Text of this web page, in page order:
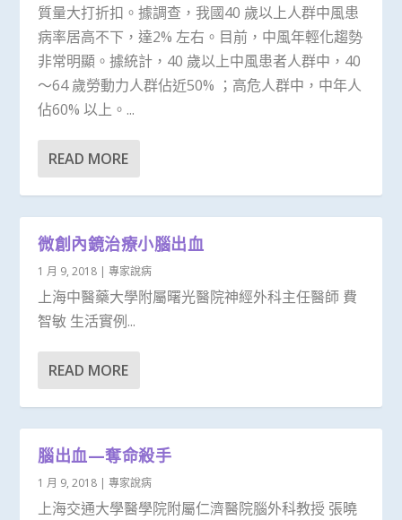
質量大打折扣。據調查，我國40 歲以上人群中風患
病率居高不下，達2% 左右。目前，中風年輕化趨勢
非常明顯。據統計，40 歲以上中風患者人群中，40
～64 歲勞動力人群佔近50% ；高危人群中，中年人
佔60% 以上。...
READ MORE
微創內鏡治療小腦出血
1 月 9, 2018 |專家說病
上海中醫藥大學附屬曙光醫院神經外科主任醫師 費
智敏 生活實例...
READ MORE
腦出血—奪命殺手
1 月 9, 2018 |專家說病
上海交通大學醫學院附屬仁濟醫院腦外科教授 張曉